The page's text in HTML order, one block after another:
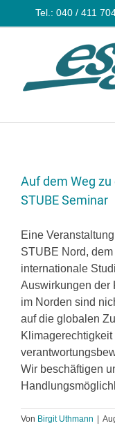
Inhalt
Tel.: 040 / 411
Auf dem Weg
STUBE Seminar
Eine
STUBE Nord,
internationale
Auswirkungen der
im Norden sind
auf die globalen
Wir beschäftigen
Von Birgit Uthmann |